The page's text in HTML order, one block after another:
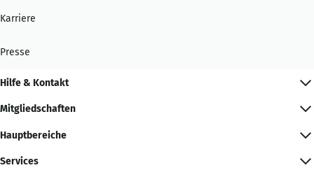
Karriere
Presse
Hilfe & Kontakt
Mitgliedschaften
Hauptbereiche
Services